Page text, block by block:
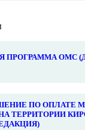
ПРОГРАММА ОМС
ПО ОПЛАТЕ
ТЕРРИТОРИИ